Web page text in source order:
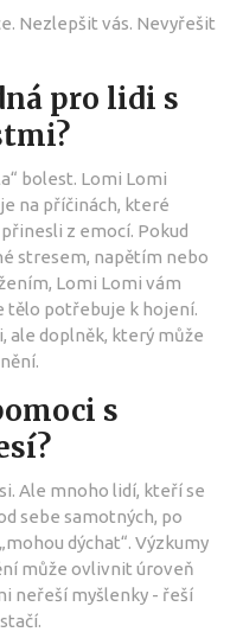
Nezlepšit vás. Nevyřešit
pro lidi s
bolest. Lomi Lomi
na příčinách, které
z emocí. Pokud
stresem, napětím nebo
Lomi Lomi vám
tělo potřebuje k hojení.
ale doplněk, který může
s
Ale mnoho lidí, kteří se
sebe samotných, po
dýchat“. Výzkumy
může ovlivnit úroveň
neřeší myšlenky - řeší